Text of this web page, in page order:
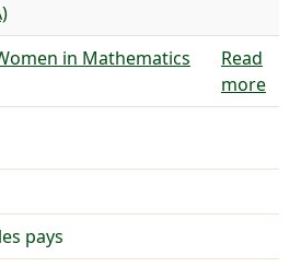
in Mathematics
Read
more
pays